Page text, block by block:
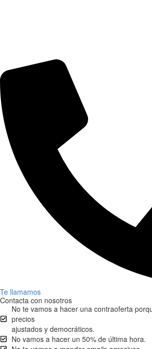
Te llamamos
Contacta con nosotros
No te vamos a hacer una contraoferta
precios
ajustados y democráticos.
No vamos a hacer un 50% de última hora.